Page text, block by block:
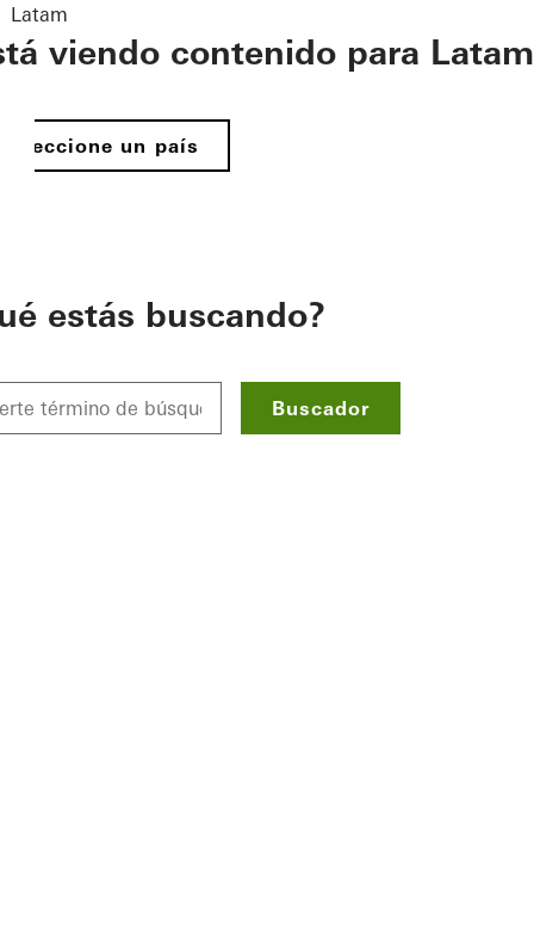
Latam
viendo contenido para Latam
Seleccione un país
estás buscando?
Buscador